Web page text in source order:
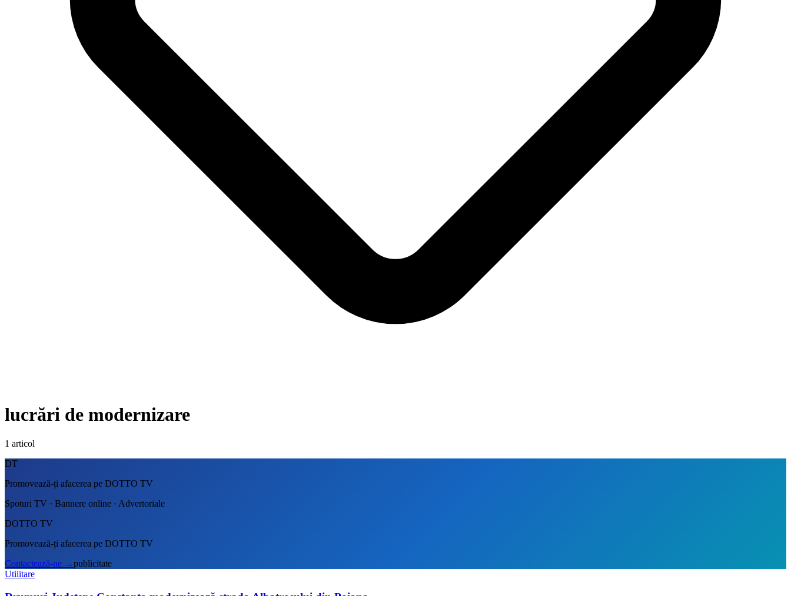
lucrări de modernizare
1 articol
DT
Promovează-ți afacerea pe DOTTO TV
Spoturi TV · Bannere online · Advertoriale
DOTTO TV
Promovează-ți afacerea pe DOTTO TV
Contactează-ne →publicitate
Utilitare